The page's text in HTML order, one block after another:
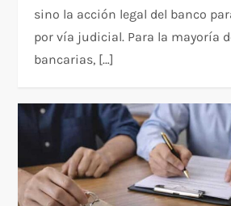
sino la acción legal del banco
por vía judicial. Para la mayoría
bancarias, […]